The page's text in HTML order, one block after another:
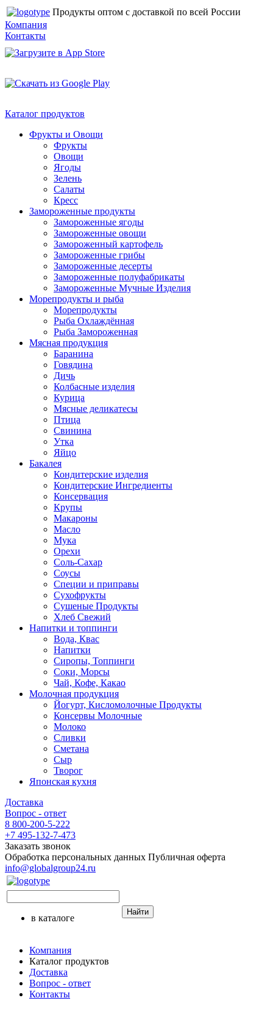
Продукты оптом с доставкой по всей России
Компания
Контакты
Каталог продуктов
Фрукты и Овощи
Фрукты
Овощи
Ягоды
Зелень
Салаты
Кресс
Замороженные продукты
Замороженные ягоды
Замороженные овощи
Замороженный картофель
Замороженные грибы
Замороженные десерты
Замороженные полуфабрикаты
Замороженные Мучные Изделия
Морепродукты и рыба
Морепродукты
Рыба Охлаждённая
Рыба Замороженная
Мясная продукция
Баранина
Говядина
Дичь
Колбасные изделия
Курица
Мясные деликатесы
Птица
Свинина
Утка
Яйцо
Бакалея
Кондитерские изделия
Кондитерские Ингредиенты
Консервация
Крупы
Макароны
Масло
Мука
Орехи
Соль-Сахар
Соусы
Специи и приправы
Сухофрукты
Сушеные Продукты
Хлеб Свежий
Напитки и топпинги
Вода, Квас
Напитки
Сиропы, Топпинги
Соки, Морсы
Чай, Кофе, Какао
Молочная продукция
Йогурт, Кисломолочные Продукты
Консервы Молочные
Молоко
Сливки
Сметана
Сыр
Творог
Японская кухня
Доставка
Вопрос - ответ
8 800-200-5-222
+7 495-132-7-473
Заказать звонок
Обработка персональных данных Публичная оферта
info@globalgroup24.ru
в каталоге
Найти
Компания
Каталог продуктов
Доставка
Вопрос - ответ
Контакты